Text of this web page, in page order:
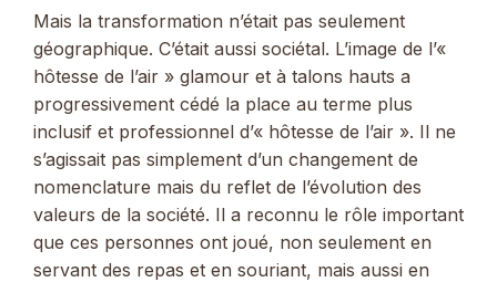
Mais la transformation n’était pas seulement
géographique. C’était aussi sociétal. L’image de l’«
hôtesse de l’air » glamour et à talons hauts a
progressivement cédé la place au terme plus
inclusif et professionnel d’« hôtesse de l’air ». Il ne
s’agissait pas simplement d’un changement de
nomenclature mais du reflet de l’évolution des
valeurs de la société. Il a reconnu le rôle important
que ces personnes ont joué, non seulement en
servant des repas et en souriant, mais aussi en